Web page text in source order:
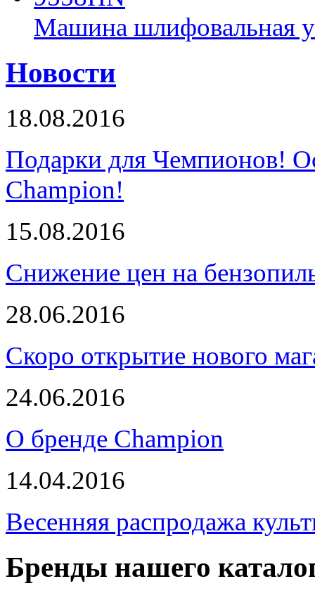
Машина шлифовальная
Новости
18.08.2016
Подарки для Чемпионов!
Champion!
15.08.2016
Снижение цен на
28.06.2016
Скоро открытие нового
24.06.2016
О бренде Champion
14.04.2016
Весенняя распродажа
Бренды нашего